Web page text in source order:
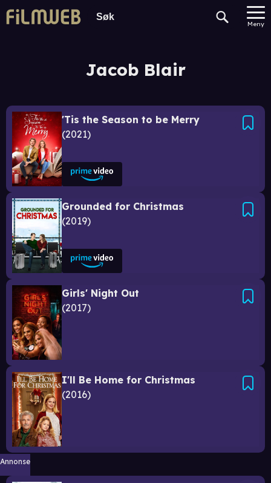
Meny
Jacob Blair
'Tis the Season to be Merry
2021
Grounded for Christmas
2019
Girls' Night Out
2017
I'll Be Home for Christmas
2016
Annonse